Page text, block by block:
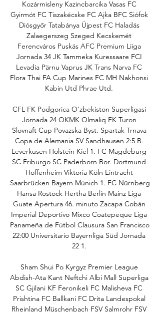
Kozármisleny Kazincbarcika Vasas FC
Gyirmót FC Tiszakécske FC Ajka BFC Siófok
Diósgyőr Tatabánya Újpest FC Haladás
Zalaegerszeg Szeged Kecskemét
Ferencváros Puskás AFC Premium Liiga
Jornada 34 JK Tammeka Kuressaare FCI
Levadia Pärnu Vaprus JK Trans Narva FC
Flora Thai FA Cup Marines FC MH Nakhonsi
Kabin Utd Phrae Utd.
CFL FK Podgorica O'zbekiston Superligasi
Jornada 24 OKMK Olmaliq FK Turon
Slovnaft Cup Povazska Byst. Spartak Trnava
Copa de Alemania SV Sandhausen 2:5 B.
Leverkusen Holstein Kiel 1. FC Magdeburg
SC Friburgo SC Paderborn Bor. Dortmund
Hoffenheim Viktoria Köln Eintracht
Saarbrücken Bayern Múnich 1. FC Nürnberg
Hansa Rostock Hertha Berlín Mainz Liga
Guate Apertura 46. minuto Zacapa Cobán
Imperial Deportivo Mixco Coatepeque Liga
Panameña de Fútbol Clausura San Francisco
22:00 Universitario Bayernliga Süd Jornada
22 1.
Sham Shui Po Kyrgyz Premier League
Abdish-Ata Kant Neftchi Albi Mall Superliga
SC Gjilani KF Feronikeli FC Malisheva FC
Prishtina FC Ballkani FC Drita Landespokal
Rheinland Müschenbach FSV Salmrohr FSV